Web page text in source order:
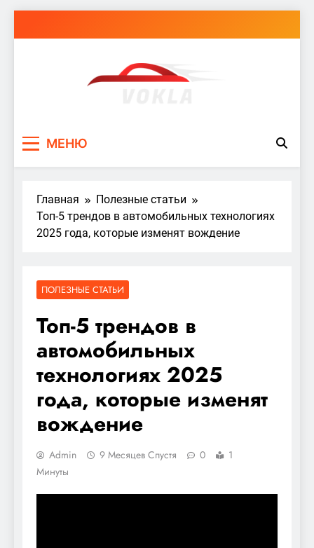
МЕНЮ
Главная
Полезные статьи
Топ-5 трендов в автомобильных технологиях
2025 года, которые изменят вождение
ПОЛЕЗНЫЕ СТАТЬИ
Топ-5 трендов в
автомобильных
технологиях 2025
года, которые изменят
вождение
Admin 9 Месяцев Спустя 0
1
Минуты